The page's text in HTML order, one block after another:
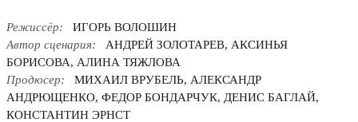
Режиссёр:
ИГОРЬ ВОЛОШИН
Автор сценария:
АНДРЕЙ ЗОЛОТАРЕВ, АКСИНЬЯ
БОРИСОВА, АЛИНА ТЯЖЛОВА
Продюсер:
МИХАИЛ ВРУБЕЛЬ, АЛЕКСАНДР
АНДРЮЩЕНКО, ФЕДОР БОНДАРЧУК, ДЕНИС БАГЛАЙ,
КОНСТАНТИН ЭРНСТ